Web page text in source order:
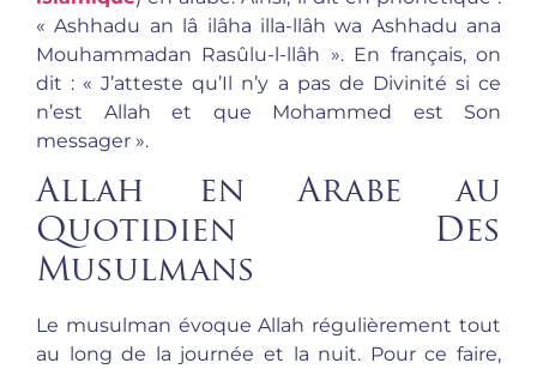
« Ashhadu an lâ ilâha illa-llâh wa Ashhadu ana
Mouhammadan Rasûlu-l-llâh ». En français, on
dit : « J’atteste qu’Il n’y a pas de Divinité si ce
n’est Allah et que Mohammed est Son
messager ».
Allah en Arabe au
Quotidien Des
Musulmans
Le musulman évoque Allah régulièrement tout
au long de la journée et la nuit. Pour ce faire,